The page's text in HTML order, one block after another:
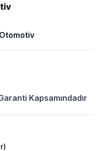
Kapsamındadır